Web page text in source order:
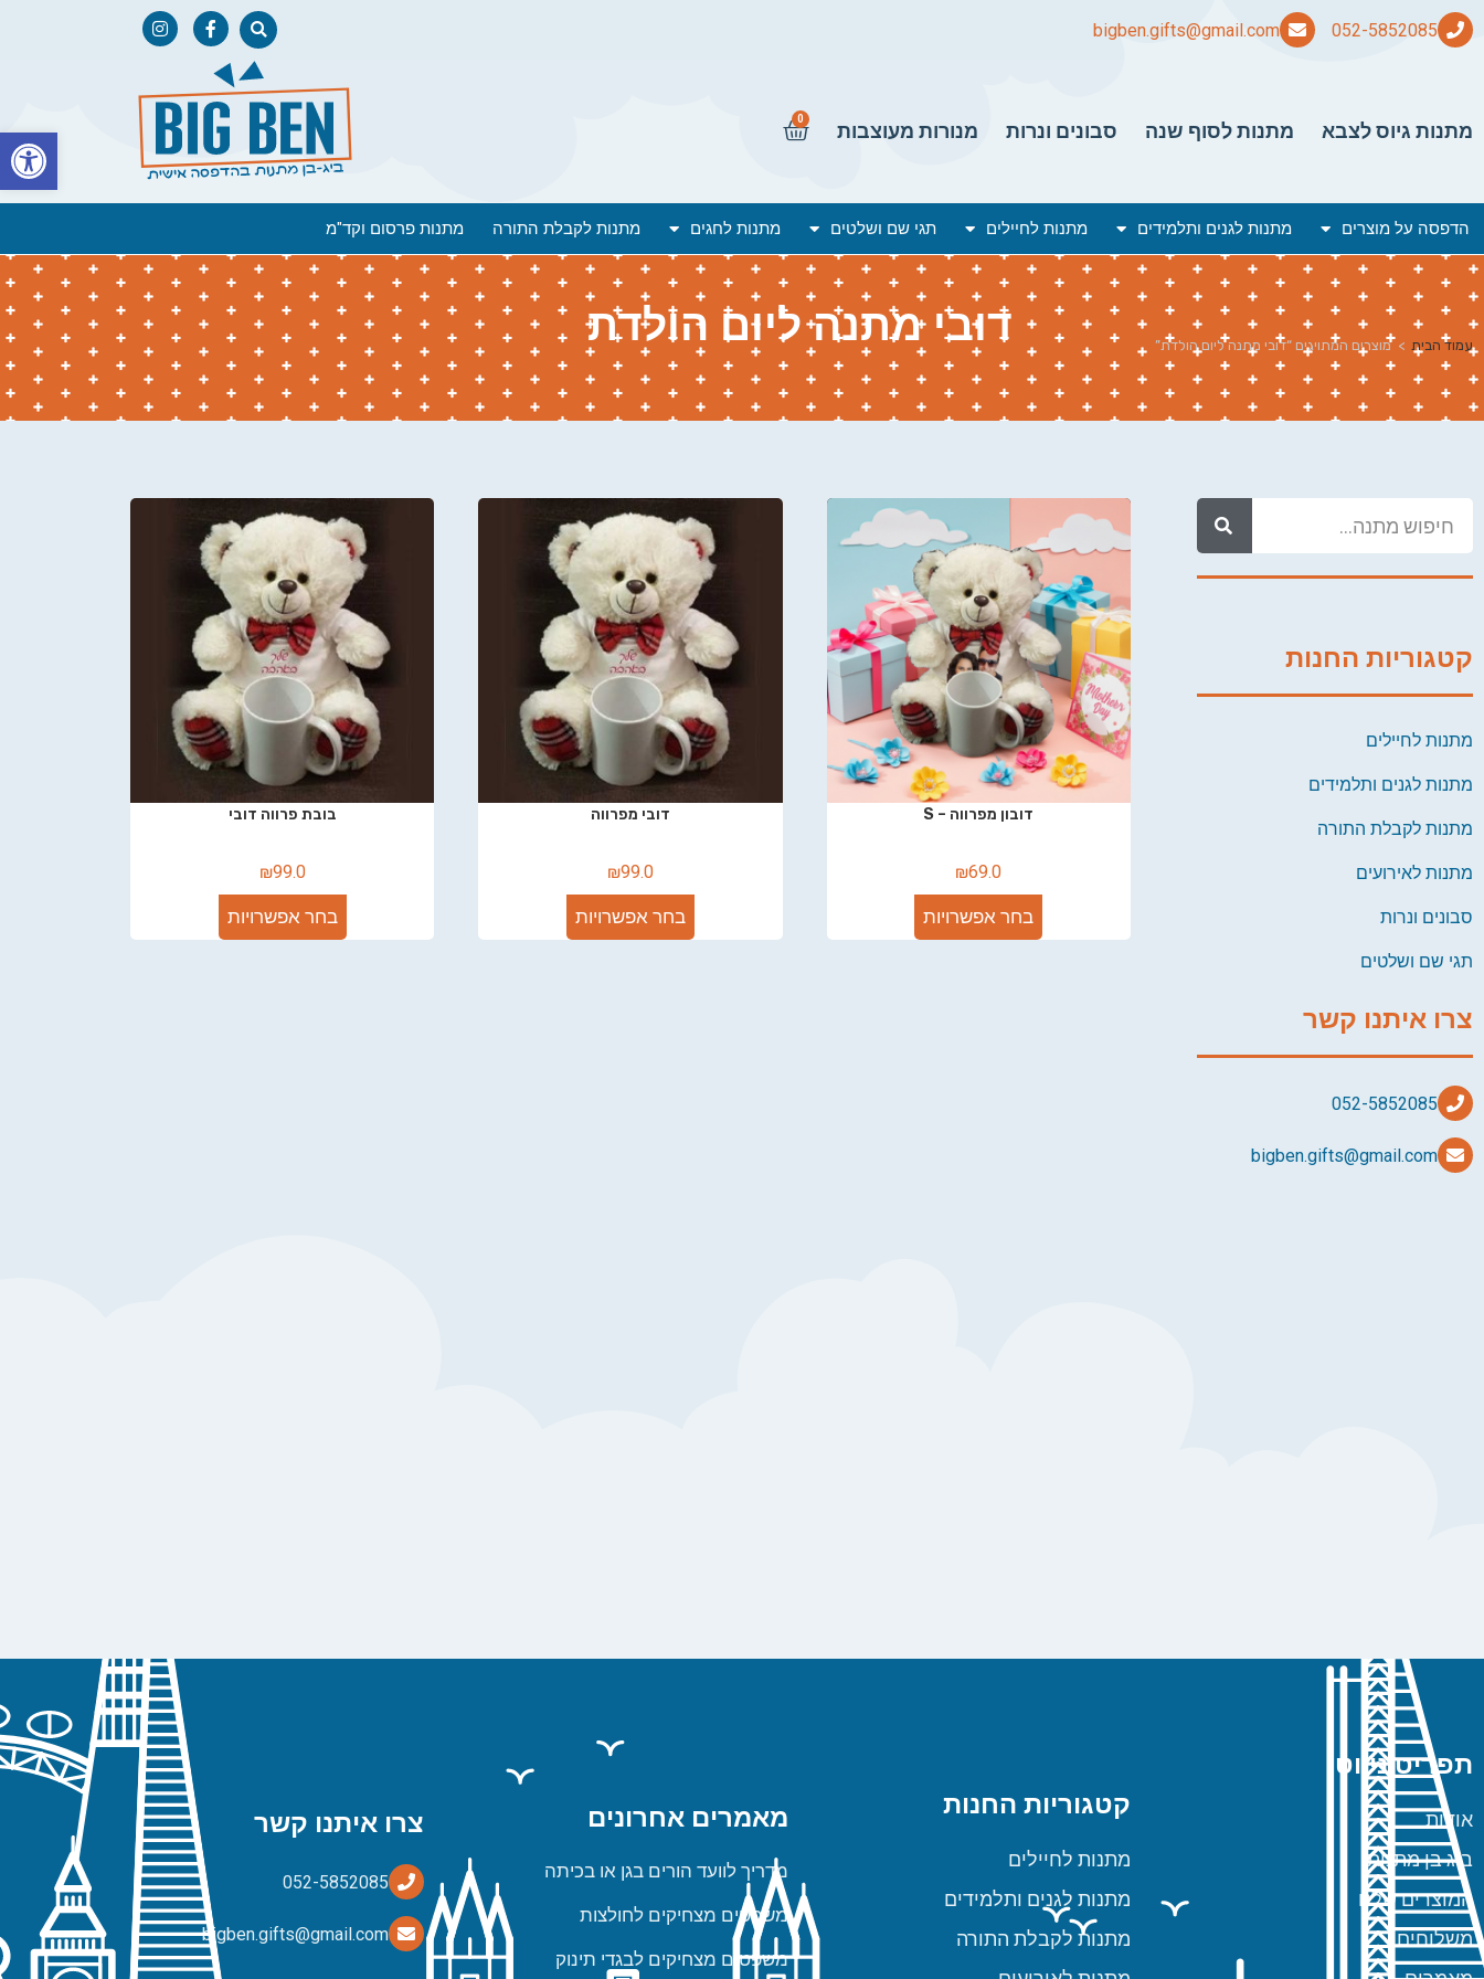
bigben.gifts@gmail.com
מתנות גיוס לצבא מתנות לסוף שנה סבונים ונרות מנורות מעוצבות
0
הדפסה על מוצרים מתנות לגנים ותלמידים מתנות לחיילים תגי שם ושלטים מתנות לחגים מתנות לקבלת התורה מתנות פרסום וקד"מ
דובי מתנה ליום הולדת עמוד הבית > מוצרים המתויגים “דובי מתנה ליום הולדת”
קטגוריות החנות
מתנות לחיילים
מתנות לגנים ותלמידים
מתנות לקבלת התורה
מתנות לאירועים
סבונים ונרות
תגי שם ושלטים
צרו איתנו קשר
bigben.gifts@gmail.com
דובון מפרווה – S
₪69.0
בחר אפשרויות
דובי מפרווה
₪99.0
בחר אפשרויות
בובת פרווה דובי
₪99.0
בחר אפשרויות
תפריט ניווט
אודות
ביג בן מתנות
המוצרים שלנו
משלוחים
קטגוריות החנות
מתנות לחיילים
מתנות לגנים ותלמידים
מתנות לקבלת התורה
מאמרים אחרונים
מדריך לוועד הורים בגן או בכיתה
משפטים מצחיקים לחולצות
משפטים מצחיקים לבגדי תינוק
צרו איתנו קשר
bigben.gifts@gmail.com